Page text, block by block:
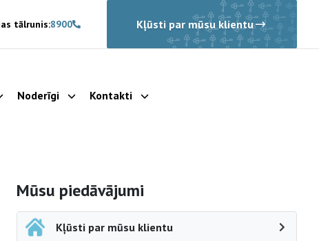
tālrunis:8900 Kļūsti par mūsu klientu
apakšizvēlni
Noderīgi Parādīt apakšizvēlni
Kontakti Parādīt apakšizvēlni
Sāna navigācija
Mūsu piedāvājumi
Kļūsti par mūsu klientu